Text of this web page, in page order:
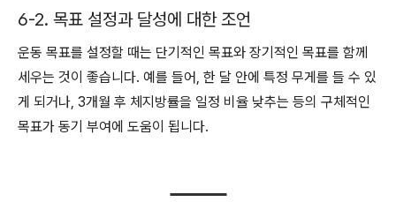
6-2. 목표 설정과 달성에 대한 조언
운동 목표를 설정할 때는 단기적인 목표와 장기적인 목표를 함께
세우는 것이 좋습니다. 예를 들어, 한 달 안에 특정 무게를 들 수 있
게 되거나, 3개월 후 체지방률을 일정 비율 낮추는 등의 구체적인
목표가 동기 부여에 도움이 됩니다.